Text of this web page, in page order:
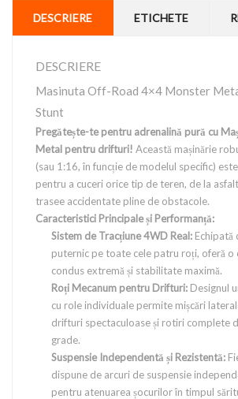
DESCRIERE ETICHETE
DESCRIERE
Masinuta Off-Road 4×4 Monster
Stunt
Pregătește-te pentru adrenalină pură cu
Metal pentru drifturi! Această mașinărie
(sau 1:16, în funcție de modelul specific)
pentru a cuceri orice tip de teren, de la
trasee accidentate pline de obstacole.
Caracteristici Principale și Performanță:
Sistem de Tracțiune 4WD Real: Echipată
puternic pe toate cele patru roți, oferă o
condus extremă și stabilitate maximă.
Roți Mecanum pentru Drifturi: Designul
cu role individuale permite mișcări
drifturi spectaculoase și rotiri complete
grade.
Suspensie Independentă și Rezistentă:
dispune de arcuri de suspensie
pentru atenuarea șocurilor în timpul